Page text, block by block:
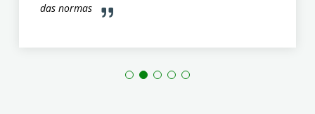
das normas